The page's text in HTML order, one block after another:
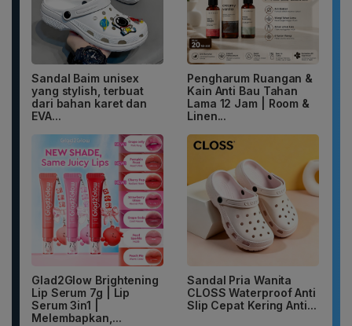
Sandal Baim unisex
yang stylish, terbuat
dari bahan karet dan
EVA...
Pengharum Ruangan &
Kain Anti Bau Tahan
Lama 12 Jam | Room &
Linen...
Glad2Glow Brightening
Lip Serum 7g | Lip
Serum 3in1 |
Melembapkan,...
Sandal Pria Wanita
CLOSS Waterproof Anti
Slip Cepat Kering Anti...